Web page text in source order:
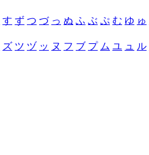
す ず つ づ っ ぬ ふ ぶ ぷ む ゆ ゅ
ズ ツ ヅ ッ ヌ フ ブ プ ム ユ ュ ル